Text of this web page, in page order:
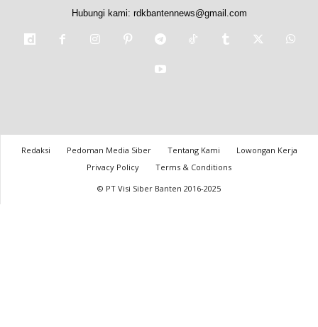
Hubungi kami: rdkbantennews@gmail.com
Redaksi Pedoman Media Siber Tentang Kami
Lowongan Kerja
Privacy Policy
Terms & Conditions
© PT Visi Siber Banten 2016-2025